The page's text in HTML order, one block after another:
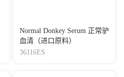
Normal Donkey Serum 正常驴
血清（进口原料）
36116ES